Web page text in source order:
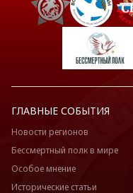
ГЛАВНЫЕ СОБЫТИЯ
Новости регионов
Бессмертный полк в мире
Особое мнение
Исторические статьи